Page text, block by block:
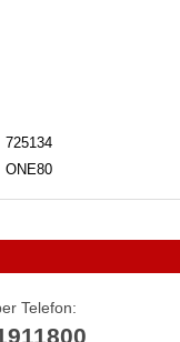
725134
ONE80
Telefon: